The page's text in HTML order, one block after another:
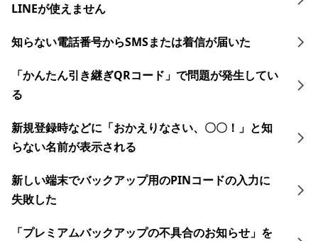
LINEが使えません
知らない電話番号からSMSまたは着信が届いた
「かんたん引き継ぎQRコード」で問題が発生してい
る
新規登録時などに「おかえりなさい、〇〇！」と知
らない名前が表示される
新しい端末でバックアップ用のPINコードの入力に
失敗した
「プレミアムバックアップの不具合のお知らせ」を